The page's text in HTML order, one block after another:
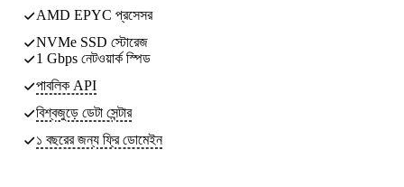
AMD EPYC প্রসেসর
NVMe SSD স্টোরেজ
1 Gbps নেটওয়ার্ক স্পিড
পাবলিক API
বিশ্বজুড়ে ডেটা সেন্টার
১ বছরের জন্য ফ্রি ডোমেইন